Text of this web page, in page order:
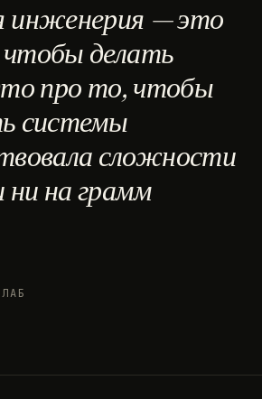
инженерия — это
делать
про то, чтобы
системы
сложности
ни на грамм